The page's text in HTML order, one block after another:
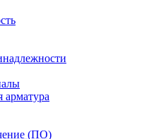
арматура
(ПО)